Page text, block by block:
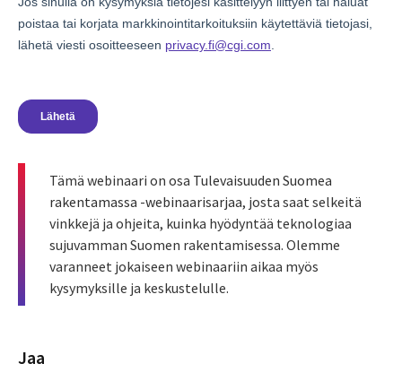
Tämä webinaari on osa Tulevaisuuden Suomea
rakentamassa -webinaarisarjaa, josta saat selkeitä
vinkkejä ja ohjeita, kuinka hyödyntää teknologiaa
sujuvamman Suomen rakentamisessa. Olemme
varanneet jokaiseen webinaariin aikaa myös
kysymyksille ja keskustelulle.
Jaa